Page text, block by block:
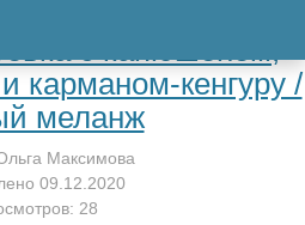
мастер-классу
с капюшоном,
карманом-кенгуру /
меланж
Максимова
09.12.2020
28